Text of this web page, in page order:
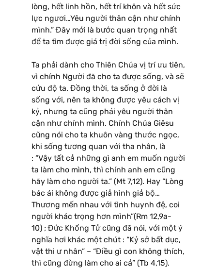
lòng, hết linh hồn, hết trí khôn và hết sức
lực ngươi…Yêu người thân cận như chính
mình.” Đây mới là bước quan trọng nhất
để ta tìm được giá trị đời sống của mình.
Ta phải dành cho Thiên Chúa vị trí ưu tiên,
vì chính Người đã cho ta được sống, và sẽ
cứu độ ta. Đồng thời, ta sống ở đời là
sống với, nên ta không được yêu cách vị
kỷ, nhưng ta cũng phải yêu người thân
cận như chính mình. Chính Chúa Giêsu
cũng nói cho ta khuôn vàng thước ngọc,
khi sống tương quan với tha nhân, là
: “Vậy tất cả những gì anh em muốn người
ta làm cho mình, thì chính anh em cũng
hãy làm cho người ta.” (Mt 7,12). Hay “Lòng
bác ái không được giả hình giả bộ…
Thương mến nhau với tình huynh đệ, coi
người khác trọng hơn mình”(Rm 12,9a-
10) ; Đức Khổng Tử cũng đã nói, với một ý
nghĩa hơi khác một chút : “Kỷ sở bất dục,
vật thi ư nhân” – “Điều gì con không thích,
thì cũng đừng làm cho ai cả” (Tb 4,15).